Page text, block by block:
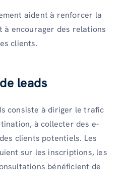
aident à renforcer la
à encourager des relations
clients.
leads
consiste à diriger le trafic
à collecter des e-
clients potentiels. Les
sur les inscriptions, les
bénéficient de